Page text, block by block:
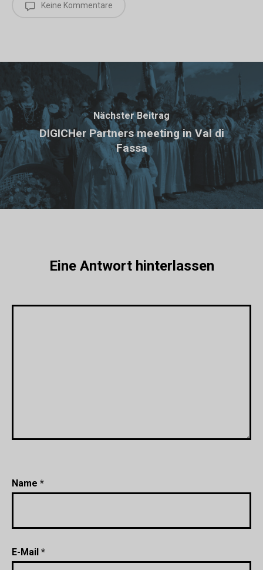
Keine Kommentare
Nächster Beitrag
DIGICHer Partners meeting in Val di
Fassa
Eine Antwort hinterlassen
Name *
E-Mail *